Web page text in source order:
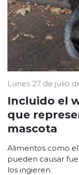
Lunes 27 de julio
Incluido el
que
mascota
Alimentos como el
pueden causar
los ingieren.